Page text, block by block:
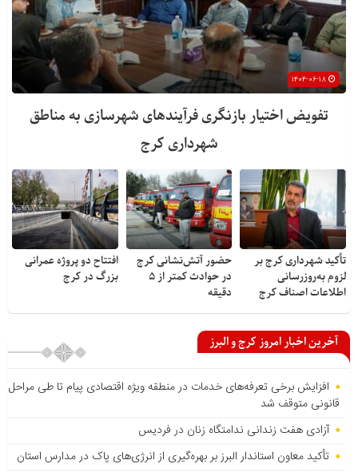
تفویض اختیار بازنگری فرآیندهای شهرسازی به مناطق
شهرداری کرج
تأکید شهرداری کرج بر
لزوم به‌روزرسانی
اطلاعات اصناف کرج
حضور آتش‌نشانی کرج
در حوادث کمتر از ۵
دقیقه
افتتاح دو پروژه عمرانی
بزرگ در کرج
آخرین اخبار امروز کرج و البرز
افزایش برخی تعرفه‌های خدمات در منطقه ویژه اقتصادی پیام تا طی مراحل
قانونی متوقف شد
آزادی هفت زندانی ندامتگاه زنان در فردیس
تأکید معاون استاندار البرز بر بهره‌گیری از انرژی‌های پاک در مدارس استان